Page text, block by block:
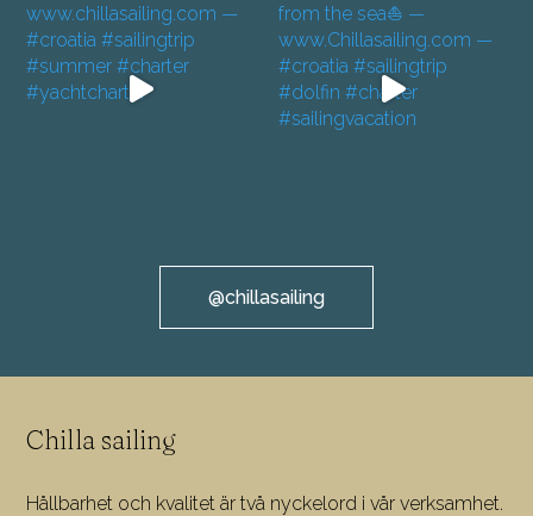
@chillasailing
Chilla sailing
Hållbarhet och kvalitet är två nyckelord i vår verksamhet.